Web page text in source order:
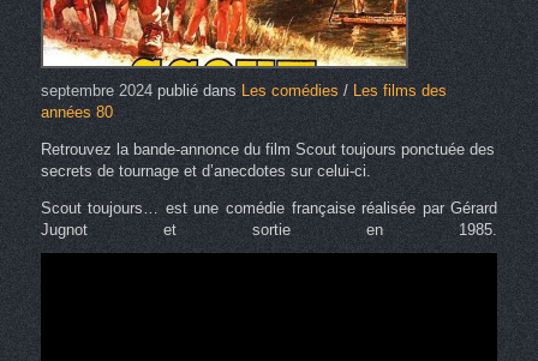
septembre 2024publié dansLes comédies / Les films des
années 80
Retrouvez la bande-annonce du film Scout toujours ponctuée des
secrets de tournage et d’anecdotes sur celui-ci.
Scout toujours… est une comédie française réalisée par Gérard
Jugnot et sortie en 1985.